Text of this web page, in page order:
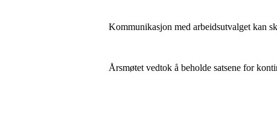
Kommunikasjon med arbeidsutvalget kan
Årsmøtet vedtok å beholde satsene for